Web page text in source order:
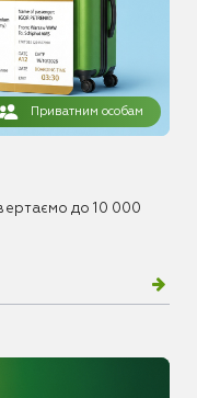
Приватним особам
до 10 000